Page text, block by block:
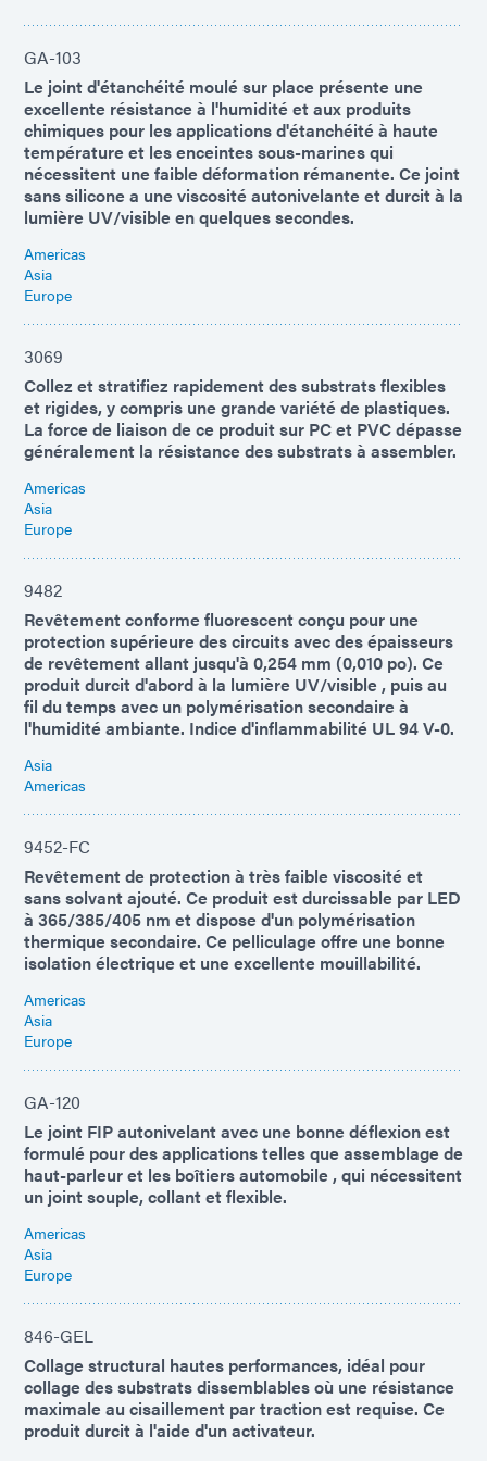
GA-103
Le joint d'étanchéité moulé sur place présente une
excellente résistance à l'humidité et aux produits
chimiques pour les applications d'étanchéité à haute
température et les enceintes sous-marines qui
nécessitent une faible déformation rémanente. Ce joint
sans silicone a une viscosité autonivelante et durcit à la
lumière UV/visible en quelques secondes.
Americas
Asia
Europe
3069
Collez et stratifiez rapidement des substrats flexibles
et rigides, y compris une grande variété de plastiques.
La force de liaison de ce produit sur PC et PVC dépasse
généralement la résistance des substrats à assembler.
Americas
Asia
Europe
9482
Revêtement conforme fluorescent conçu pour une
protection supérieure des circuits avec des épaisseurs
de revêtement allant jusqu'à 0,254 mm (0,010 po). Ce
produit durcit d'abord à la lumière UV/visible , puis au
fil du temps avec un polymérisation secondaire à
l'humidité ambiante. Indice d'inflammabilité UL 94 V-0.
Asia
Americas
9452-FC
Revêtement de protection à très faible viscosité et
sans solvant ajouté. Ce produit est durcissable par LED
à 365/385/405 nm et dispose d'un polymérisation
thermique secondaire. Ce pelliculage offre une bonne
isolation électrique et une excellente mouillabilité.
Americas
Asia
Europe
GA-120
Le joint FIP ​​autonivelant avec une bonne déflexion est
formulé pour des applications telles que assemblage de
haut-parleur et les boîtiers automobile , qui nécessitent
un joint souple, collant et flexible.
Americas
Asia
Europe
846-GEL
Collage structural hautes performances, idéal pour
collage des substrats dissemblables où une résistance
maximale au cisaillement par traction est requise. Ce
produit durcit à l'aide d'un activateur.